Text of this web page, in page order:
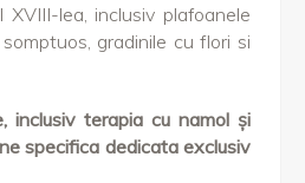
XVIII-lea, inclusiv plafoanele
gradinile cu flori si
inclusiv terapia cu namol și
specifica dedicata exclusiv